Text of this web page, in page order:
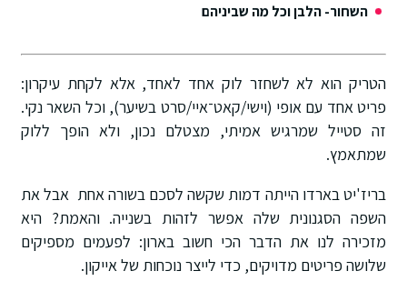
השחור- הלבן וכל מה שביניהם
הטריק הוא לא לשחזר לוק אחד לאחד, אלא לקחת עיקרון:
פריט אחד עם אופי (וישי/קאט־איי/סרט בשיער), וכל השאר נקי.
זה סטייל שמרגיש אמיתי, מצטלם נכון, ולא הופך ללוק
שמתאמץ.
בריז'יט בארדו הייתה דמות שקשה לסכם בשורה אחת אבל את
השפה הסגנונית שלה אפשר לזהות בשנייה. והאמת? היא
מזכירה לנו את הדבר הכי חשוב בארון: לפעמים מספיקים
שלושה פריטים מדויקים, כדי לייצר נוכחות של אייקון.